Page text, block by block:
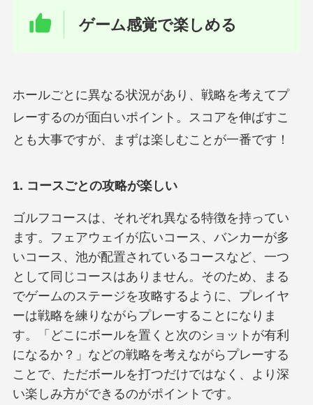
ゲーム感覚で楽しめる
ホールごとに異なる状況があり、戦略を考えてプ
レーするのが面白いポイント。スコアを伸ばすこ
とも大事ですが、まずは楽しむことが一番です！
1. コースごとの攻略が楽しい
ゴルフコースは、それぞれ異なる特徴を持ってい
ます。フェアウェイが広いコース、バンカーが多
いコース、池が配置されているコースなど、一つ
として同じコースはありません。そのため、まる
でゲームのステージを攻略するように、プレイヤ
ーは戦略を練りながらプレーすることになりま
す。「どこにボールを置くと次のショットが有利
になるか？」などの戦略を考えながらプレーする
ことで、ただボールを打つだけではなく、より深
い楽しみ方ができるのがポイントです。